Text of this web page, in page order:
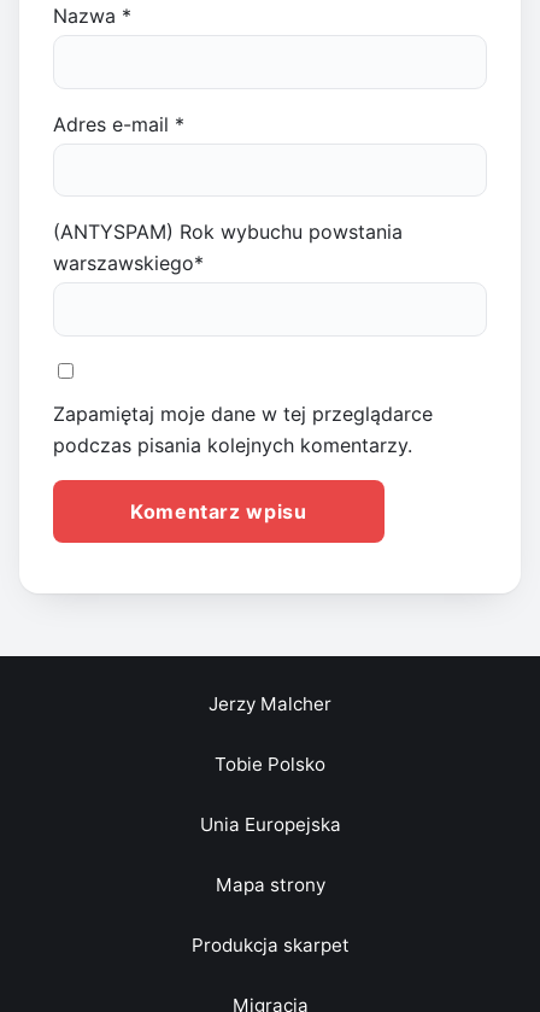
Nazwa *
Adres e-mail *
(ANTYSPAM) Rok wybuchu powstania
warszawskiego*
Zapamiętaj moje dane w tej przeglądarce
podczas pisania kolejnych komentarzy.
Jerzy Malcher
Tobie Polsko
Unia Europejska
Mapa strony
Produkcja skarpet
Migracja